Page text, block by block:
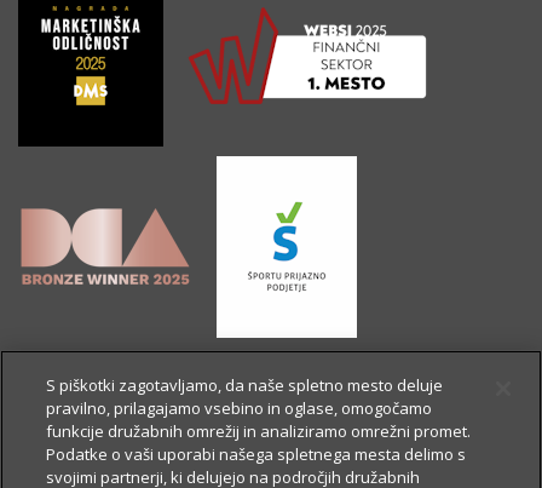
S piškotki zagotavljamo, da naše spletno mesto deluje
pravilno, prilagajamo vsebino in oglase, omogočamo
funkcije družabnih omrežij in analiziramo omrežni promet.
Podatke o vaši uporabi našega spletnega mesta delimo s
svojimi partnerji, ki delujejo na področjih družabnih